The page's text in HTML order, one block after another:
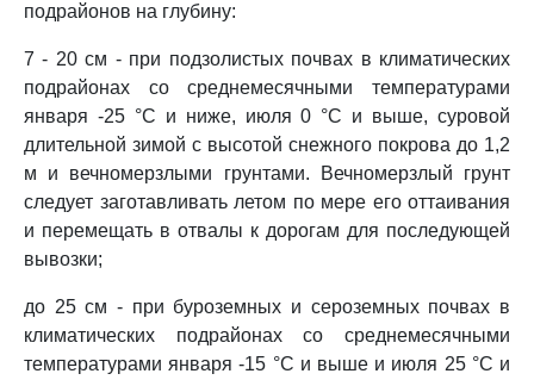
подрайонов на глубину:
7 - 20 см - при подзолистых почвах в климатических
подрайонах со среднемесячными температурами
января -25 °C и ниже, июля 0 °C и выше, суровой
длительной зимой с высотой снежного покрова до 1,2
м и вечномерзлыми грунтами. Вечномерзлый грунт
следует заготавливать летом по мере его оттаивания
и перемещать в отвалы к дорогам для последующей
вывозки;
до 25 см - при буроземных и сероземных почвах в
климатических подрайонах со среднемесячными
температурами января -15 °C и выше и июля 25 °C и